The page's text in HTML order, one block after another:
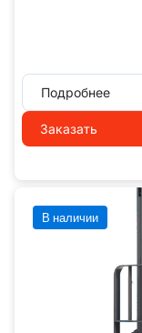
Подробнее
Заказать
В наличии